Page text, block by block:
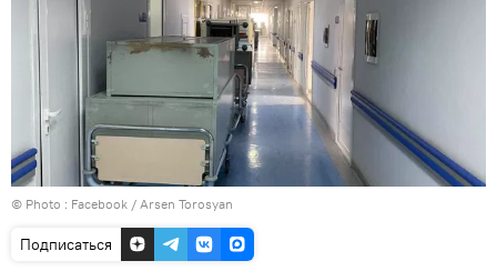
© Photo : Facebook / Arsen Torosyan
Подписаться